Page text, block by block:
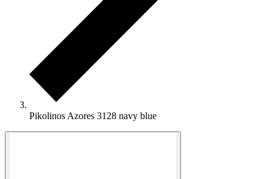
Pikolinos Azores 3128 navy blue